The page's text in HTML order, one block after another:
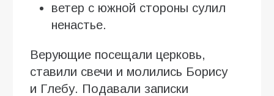
ветер с южной стороны сулил
ненастье.
Верующие посещали церковь,
ставили свечи и молились Борису
и Глебу. Подавали записки